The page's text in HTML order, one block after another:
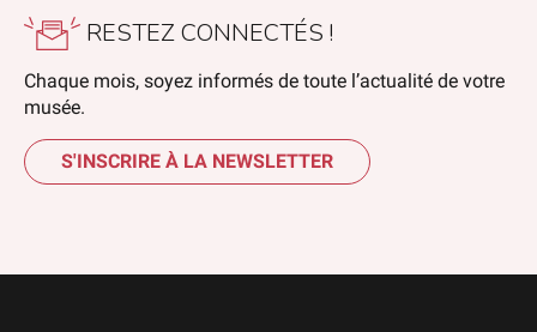
RESTEZ CONNECTÉS !
Chaque mois, soyez informés de toute l’actualité de votre
musée.
S'INSCRIRE À LA NEWSLETTER